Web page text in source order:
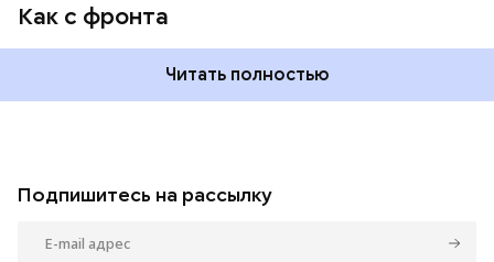
Как с фронта
Читать полностью
Подпишитесь на рассылку